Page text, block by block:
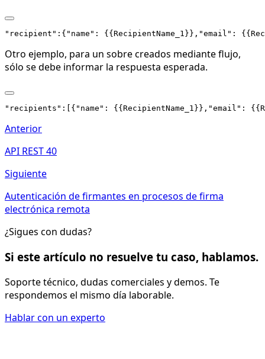
Otro ejemplo, para un sobre creados mediante flujo,
sólo se debe informar la respuesta esperada.
Anterior
API REST 40
Siguiente
Autenticación de firmantes en procesos de firma
electrónica remota
¿Sigues con dudas?
Si este artículo no resuelve tu caso, hablamos.
Soporte técnico, dudas comerciales y demos. Te
respondemos el mismo día laborable.
Hablar con un experto